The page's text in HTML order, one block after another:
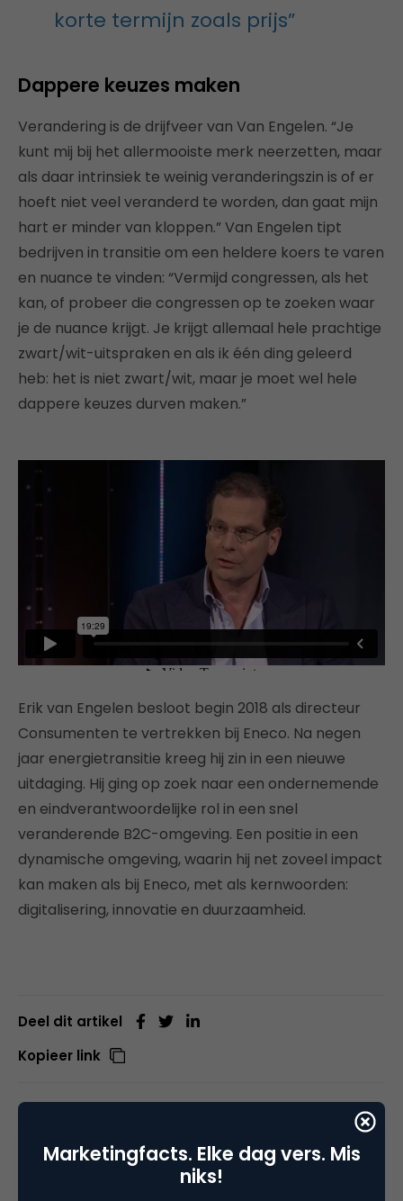
korte termijn zoals prijs”
Dappere keuzes maken
Verandering is de drijfveer van Van Engelen. “Je
kunt mij bij het allermooiste merk neerzetten, maar
als daar intrinsiek te weinig veranderingszin is of er
hoeft niet veel veranderd te worden, dan gaat mijn
hart er minder van kloppen.” Van Engelen tipt
bedrijven in transitie om een heldere koers te varen
en nuance te vinden: “Vermijd congressen, als het
kan, of probeer die congressen op te zoeken waar
je de nuance krijgt. Je krijgt allemaal hele prachtige
zwart/wit-uitspraken en als ik één ding geleerd
heb: het is niet zwart/wit, maar je moet wel hele
dappere keuzes durven maken.”
Erik van Engelen besloot begin 2018 als directeur
Consumenten te vertrekken bij Eneco. Na negen
jaar energietransitie kreeg hij zin in een nieuwe
uitdaging. Hij ging op zoek naar een ondernemende
en eindverantwoordelijke rol in een snel
veranderende B2C-omgeving. Een positie in een
dynamische omgeving, waarin hij net zoveel impact
kan maken als bij Eneco, met als kernwoorden:
digitalisering, innovatie en duurzaamheid.
Deel dit artikel
Kopieer link
Ronnie Overgoor
Directeur/eigenaar bij
Marketingfacts. Elke dag vers. Mis
niks!